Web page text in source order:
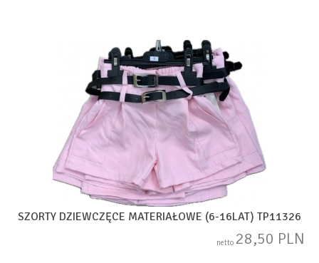
SZORTY DZIEWCZĘCE MATERIAŁOWE (6-16LAT) TP11326
netto 28,50 PLN